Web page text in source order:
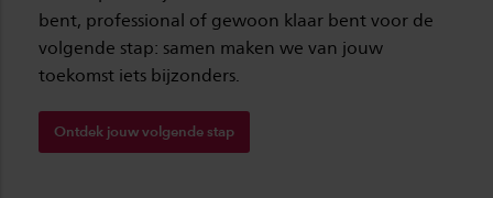
bent, professional of gewoon klaar bent voor de
volgende stap: samen maken we van jouw
toekomst iets bijzonders.
Ontdek jouw volgende stap